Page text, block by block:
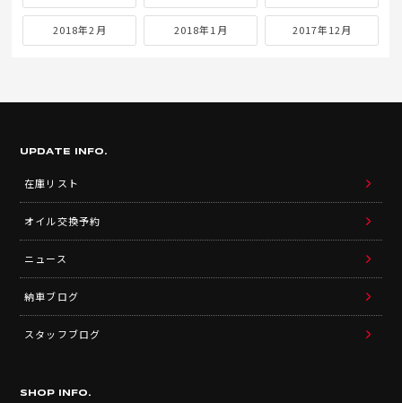
2018年2月 2018年1月 2017年12月
UPDATE INFO.
在庫リスト
オイル交換予約
ニュース
納車ブログ
スタッフブログ
SHOP INFO.